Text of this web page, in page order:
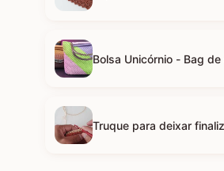
Bolsa
Truque para deixar